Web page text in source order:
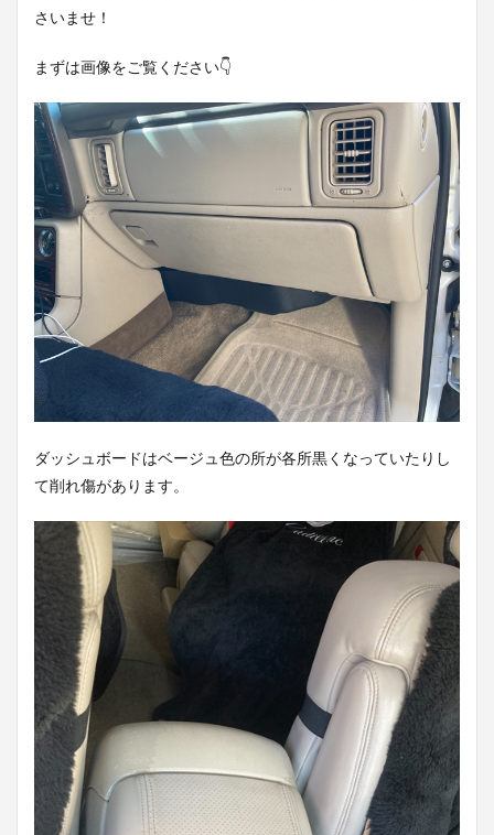
さいませ！
まずは画像をご覧ください👇
ダッシュボードはベージュ色の所が各所黒くなっていたりし
て削れ傷があります。